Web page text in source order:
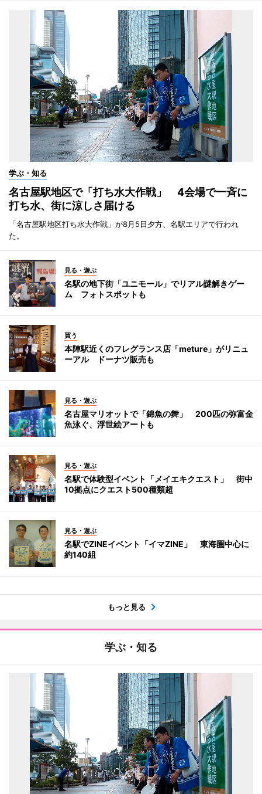
学ぶ・知る
名古屋駅地区で「打ち水大作戦」 4会場で一斉に
打ち水、街に涼しさ届ける
「名古屋駅地区打ち水大作戦」が8月5日夕方、名駅エリアで行われ
た。
見る・遊ぶ
名駅の地下街「ユニモール」でリアル謎解きゲー
ム フォトスポットも
買う
本陣駅近くのフレグランス店「meture」がリニュ
ーアル ドーナツ販売も
見る・遊ぶ
名古屋マリオットで「錦魚の舞」 200匹の弥富金
魚泳ぐ、浮世絵アートも
見る・遊ぶ
名駅で体験型イベント「メイエキクエスト」 街中
10拠点にクエスト500種類超
見る・遊ぶ
名駅でZINEイベント「イマZINE」 東海圏中心に
約140組
もっと見る
学ぶ・知る